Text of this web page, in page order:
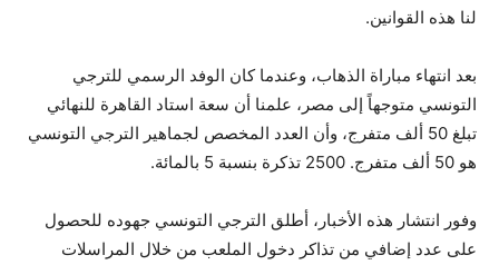
لنا هذه القوانين.
بعد انتهاء مباراة الذهاب، وعندما كان الوفد الرسمي للترجي
التونسي متوجهاً إلى مصر، علمنا أن سعة استاد القاهرة للنهائي
تبلغ 50 ألف متفرج، وأن العدد المخصص لجماهير الترجي التونسي
هو 50 ألف متفرج. 2500 تذكرة بنسبة 5 بالمائة.
وفور انتشار هذه الأخبار، أطلق الترجي التونسي جهوده للحصول
على عدد إضافي من تذاكر دخول الملعب من خلال المراسلات